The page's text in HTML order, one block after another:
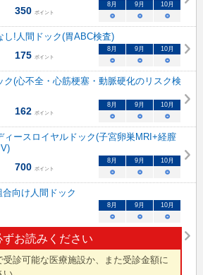
350 ポイント
8月 9月 10月
○ ○ ○
し!人間ドック(胃ABC検査)
175 ポイント
8月 9月 10月
○ ○ ○
ク(心不全・心筋梗塞・動脈硬化のリスク検
162 ポイント
8月 9月 10月
○ ○ ○
ィースロイヤルドック(子宮卵巣MRI+経膣
700 ポイント
8月 9月 10月
○ ○ ○
向け人間ドック
ずお読みください
受診可能な医療施設か、また受診金額に
8月 9月 10月
○ ○ ○